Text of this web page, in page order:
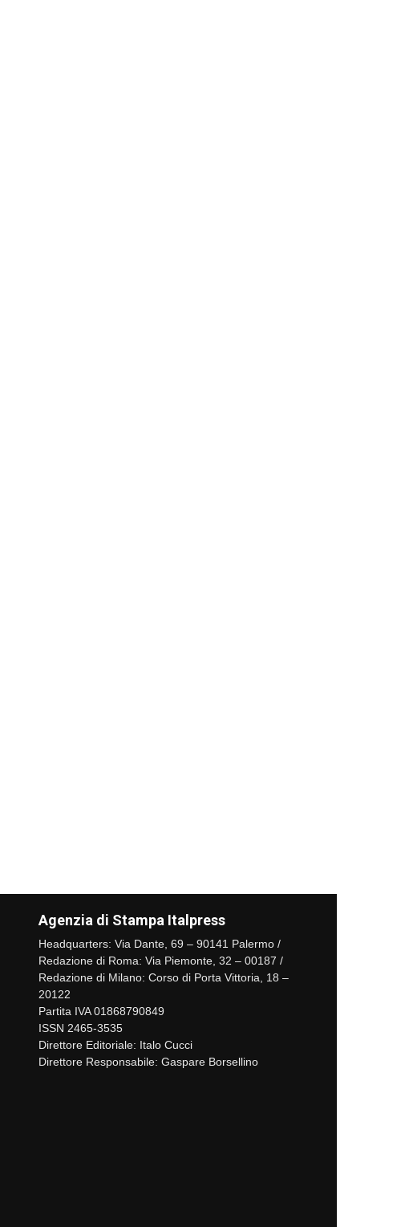
Agenzia di Stampa Italpress
Headquarters: Via Dante, 69 – 90141 Palermo /
Redazione di Roma: Via Piemonte, 32 – 00187 /
Redazione di Milano: Corso di Porta Vittoria, 18 –
20122
Partita IVA 01868790849
ISSN 2465-3535
Direttore Editoriale: Italo Cucci
Direttore Responsabile: Gaspare Borsellino